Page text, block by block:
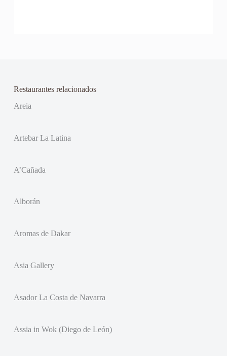
Restaurantes relacionados
Areia
Artebar La Latina
A’Cañada
Alborán
Aromas de Dakar
Asia Gallery
Asador La Costa de Navarra
Assia in Wok (Diego de León)